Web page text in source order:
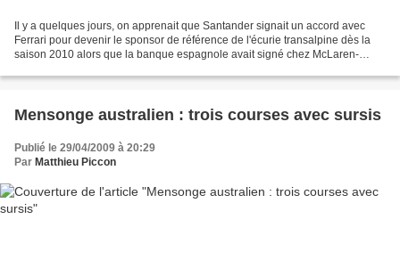
Il y a quelques jours, on apprenait que Santander signait un accord avec
Ferrari pour devenir le sponsor de référence de l'écurie transalpine dès la
saison 2010 alors que la banque espagnole avait signé chez McLaren-
Mensonge australien : trois courses avec sursis
Publié le 29/04/2009 à 20:29
Par Matthieu Piccon